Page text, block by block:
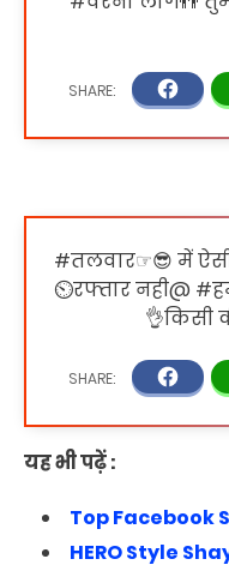
#तलवार☞😎 में
⏲रफ्तार नही@
👌किसी
यह भी पढ़ें :
Top Facebook
HERO Style